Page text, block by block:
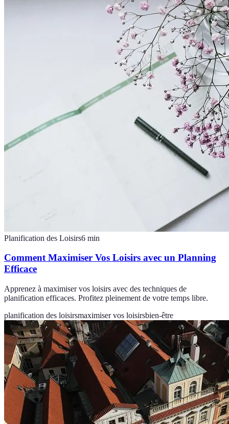
Planification des Loisirs6 min
Comment Maximiser Vos Loisirs avec un Planning
Efficace
Apprenez à maximiser vos loisirs avec des techniques de
planification efficaces. Profitez pleinement de votre temps libre.
planification des loisirsmaximiser vos loisirsbien-être